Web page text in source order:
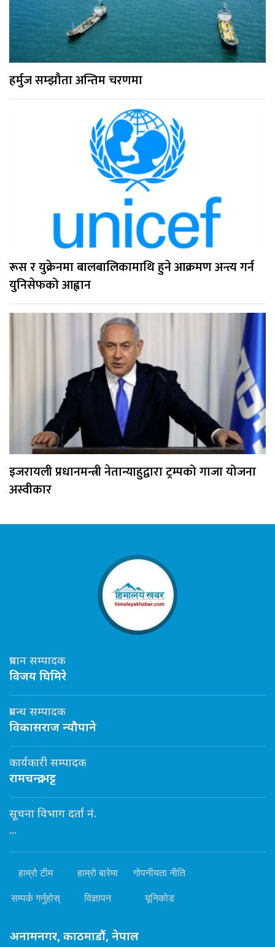
हर्मुज सम्झौता अन्तिम चरणमा
रूस र युक्रेनमा बालबालिकामाथि हुने आक्रमण अन्त्य गर्न
युनिसेफको आह्वान
इजरायली प्रधानमन्त्री नेतान्याहुद्वारा ट्रम्पको गाजा योजना
अस्वीकार
प्रधान सम्पादक
विजय घिमिरे
प्रबन्ध सम्पादक
विकासराज न्यौपाने
कार्यकारी सम्पादक
रामचन्द्र भट्ट
सूचना विभाग दर्ता नं.
...
हाम्रो टीम हाम्रो बारेमा गोपनीयता नीति
सम्पर्क गर्नुहोस् विज्ञापन यूनिकोड
अनामनगर, काठमाडौं, नेपाल